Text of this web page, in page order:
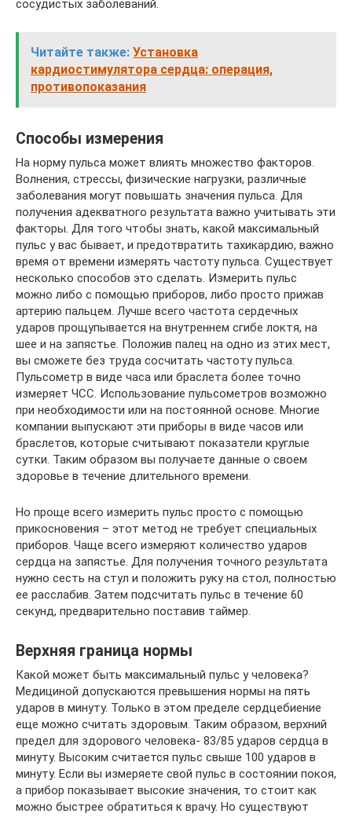
сосудистых заболеваний.
Читайте также: Установка
кардиостимулятора сердца: операция,
противопоказания
Способы измерения
На норму пульса может влиять множество факторов.
Волнения, стрессы, физические нагрузки, различные
заболевания могут повышать значения пульса. Для
получения адекватного результата важно учитывать эти
факторы. Для того чтобы знать, какой максимальный
пульс у вас бывает, и предотвратить тахикардию, важно
время от времени измерять частоту пульса. Существует
несколько способов это сделать. Измерить пульс
можно либо с помощью приборов, либо просто прижав
артерию пальцем. Лучше всего частота сердечных
ударов прощупывается на внутреннем сгибе локтя, на
шее и на запястье. Положив палец на одно из этих мест,
вы сможете без труда сосчитать частоту пульса.
Пульсометр в виде часа или браслета более точно
измеряет ЧСС. Использование пульсометров возможно
при необходимости или на постоянной основе. Многие
компании выпускают эти приборы в виде часов или
браслетов, которые считывают показатели круглые
сутки. Таким образом вы получаете данные о своем
здоровье в течение длительного времени.
Но проще всего измерить пульс просто с помощью
прикосновения – этот метод не требует специальных
приборов. Чаще всего измеряют количество ударов
сердца на запястье. Для получения точного результата
нужно сесть на стул и положить руку на стол, полностью
ее расслабив. Затем подсчитать пульс в течение 60
секунд, предварительно поставив таймер.
Верхняя граница нормы
Какой может быть максимальный пульс у человека?
Медициной допускаются превышения нормы на пять
ударов в минуту. Только в этом пределе сердцебиение
еще можно считать здоровым. Таким образом, верхний
предел для здорового человека- 83/85 ударов сердца в
минуту. Высоким считается пульс свыше 100 ударов в
минуту. Если вы измеряете свой пульс в состоянии покоя,
а прибор показывает высокие значения, то стоит как
можно быстрее обратиться к врачу. Но существуют